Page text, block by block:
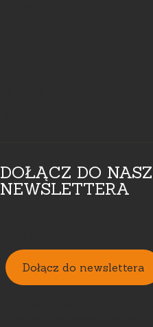
DOŁĄCZ DO
NEWSLETTERA
Dołącz do newslettera